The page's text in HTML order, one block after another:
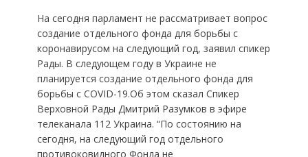
На сегодня парламент не рассматривает вопрос
создание отдельного фонда для борьбы с
коронавирусом на следующий год, заявил спикер
Рады. В следующем году в Украине не
планируется создание отдельного фонда для
борьбы с COVID-19.Об этом сказал Спикер
Верховной Рады Дмитрий Разумков в эфире
телеканала 112 Украина. “По состоянию на
сегодня, на следующий год отдельного
противоковидного Фонда не